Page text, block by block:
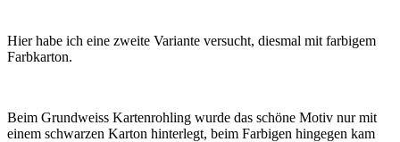
Hier habe ich eine zweite Variante versucht, diesmal mit farbigem
Farbkarton.
Beim Grundweiss Kartenrohling wurde das schöne Motiv nur mit
einem schwarzen Karton hinterlegt, beim Farbigen hingegen kam